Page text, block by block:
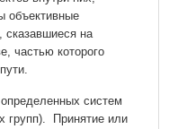
объективные
сказавшиеся на
частью которого
систем
групп). Принятие или